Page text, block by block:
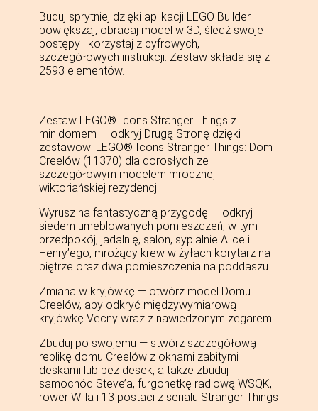
Buduj sprytniej dzięki aplikacji LEGO Builder —
powiększaj, obracaj model w 3D, śledź swoje
postępy i korzystaj z cyfrowych,
szczegółowych instrukcji. Zestaw składa się z
2593 elementów.
Zestaw LEGO® Icons Stranger Things z
minidomem — odkryj Drugą Stronę dzięki
zestawowi LEGO® Icons Stranger Things: Dom
Creelów (11370) dla dorosłych ze
szczegółowym modelem mrocznej
wiktoriańskiej rezydencji
Wyrusz na fantastyczną przygodę — odkryj
siedem umeblowanych pomieszczeń, w tym
przedpokój, jadalnię, salon, sypialnie Alice i
Henry’ego, mrożący krew w żyłach korytarz na
piętrze oraz dwa pomieszczenia na poddaszu
Zmiana w kryjówkę — otwórz model Domu
Creelów, aby odkryć międzywymiarową
kryjówkę Vecny wraz z nawiedzonym zegarem
Zbuduj po swojemu — stwórz szczegółową
replikę domu Creelów z oknami zabitymi
deskami lub bez desek, a także zbuduj
samochód Steve’a, furgonetkę radiową WSQK,
rower Willa i 13 postaci z serialu Stranger Things